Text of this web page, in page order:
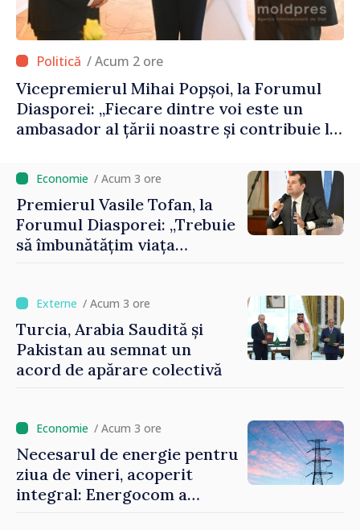
/ Acum 2 ore
Vicepremierul Mihai Popșoi, la Forumul
Diasporei: „Fiecare dintre voi este un
ambasador al țării noastre și contribuie la
/ Acum 3 ore
Premierul Vasile Tofan, la
Forumul Diasporei: „Trebuie
să îmbunătățim viața
/ Acum 3 ore
Turcia, Arabia Saudită și
Pakistan au semnat un
acord de apărare colectivă
/ Acum 3 ore
Necesarul de energie pentru
ziua de vineri, acoperit
integral: Energocom a